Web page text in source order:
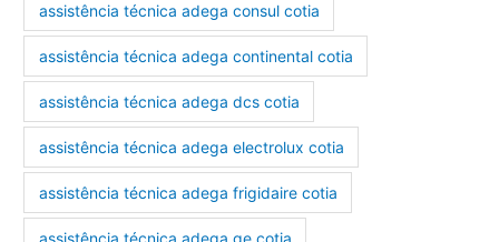
assistência técnica adega consul cotia
assistência técnica adega continental cotia
assistência técnica adega dcs cotia
assistência técnica adega electrolux cotia
assistência técnica adega frigidaire cotia